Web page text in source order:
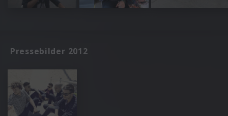
Pressebilder 2012